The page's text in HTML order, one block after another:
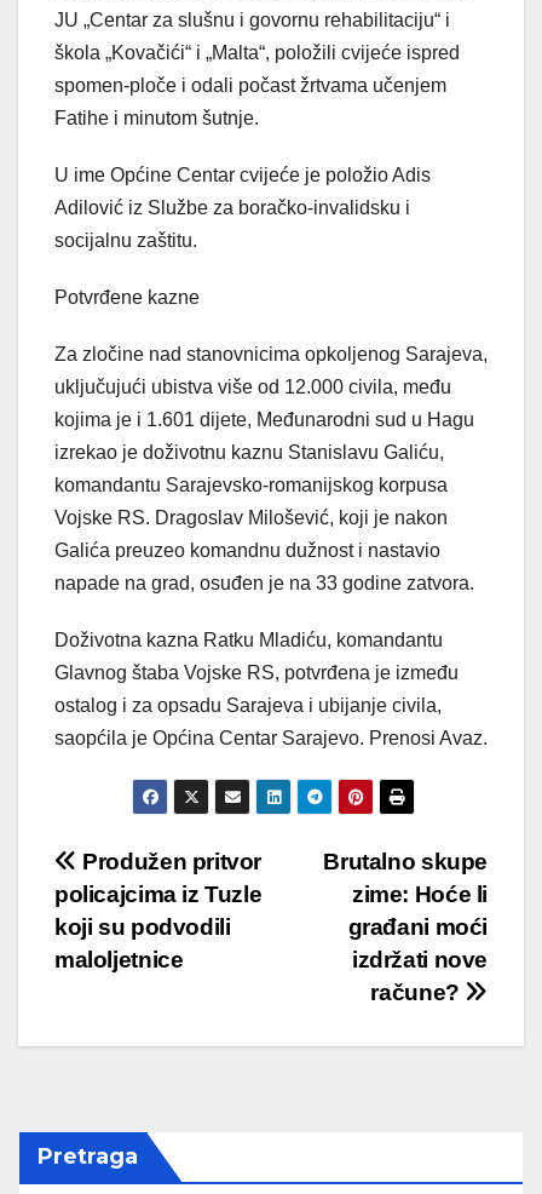
JU „Centar za slušnu i govornu rehabilitaciju“ i
škola „Kovačići“ i „Malta“, položili cvijeće ispred
spomen-ploče i odali počast žrtvama učenjem
Fatihe i minutom šutnje.
U ime Općine Centar cvijeće je položio Adis
Adilović iz Službe za boračko-invalidsku i
socijalnu zaštitu.
Potvrđene kazne
Za zločine nad stanovnicima opkoljenog Sarajeva,
uključujući ubistva više od 12.000 civila, među
kojima je i 1.601 dijete, Međunarodni sud u Hagu
izrekao je doživotnu kaznu Stanislavu Galiću,
komandantu Sarajevsko-romanijskog korpusa
Vojske RS. Dragoslav Milošević, koji je nakon
Galića preuzeo komandnu dužnost i nastavio
napade na grad, osuđen je na 33 godine zatvora.
Doživotna kazna Ratku Mladiću, komandantu
Glavnog štaba Vojske RS, potvrđena je između
ostalog i za opsadu Sarajeva i ubijanje civila,
saopćila je Općina Centar Sarajevo. Prenosi Avaz.
Post
navigation
Brutalno skupe
zime: Hoće li
građani moći
izdržati nove
račune?
Produžen pritvor
policajcima iz Tuzle
koji su podvodili
maloljetnice
Pretraga